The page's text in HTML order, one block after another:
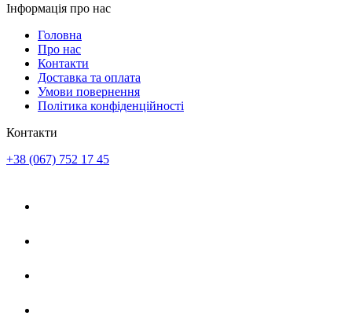
Інформація про нас
Головна
Про нас
Контакти
Доставка та оплата
Умови повернення
Політика конфіденційності
Контакти
+38 (067) 752 17 45